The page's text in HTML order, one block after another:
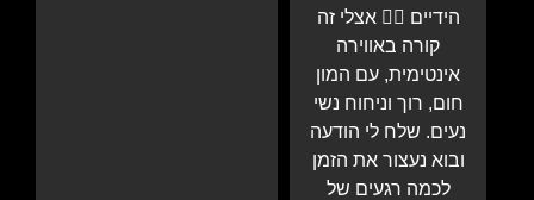
הידיים 💆‍♂️ אצלי זה
קורה באווירה
אינטימית, עם המון
חום, רוך וניחוח נשי
נעים. שלח לי הודעה
ובוא נעצור את הזמן
לכמה רגעים של